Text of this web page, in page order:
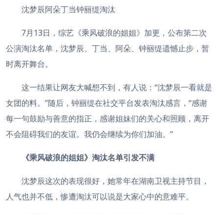
沈梦辰阿朵丁当钟丽缇淘汰
7月13日，综艺《乘风破浪的姐姐》加更，公布第二次
公演淘汰名单，沈梦辰、丁当、阿朵、钟丽缇遗憾止步，暂
时离开舞台。
这一结果让网友大喊想不到，有人说：“沈梦辰一看就是
女团的料。”随后，钟丽缇在社交平台发表淘汰感言，“感谢
每一句鼓励与善意的指正，感谢姐妹们的关心和照顾，离开
不会阻碍我们的友谊。我仍会继续为你们加油。”
《乘风破浪的姐姐》淘汰名单引发不满
沈梦辰这次的表现很好，她常年在湖南卫视主持节目，
人气也并不低，惨遭淘汰可以说是大家心中的意难平。